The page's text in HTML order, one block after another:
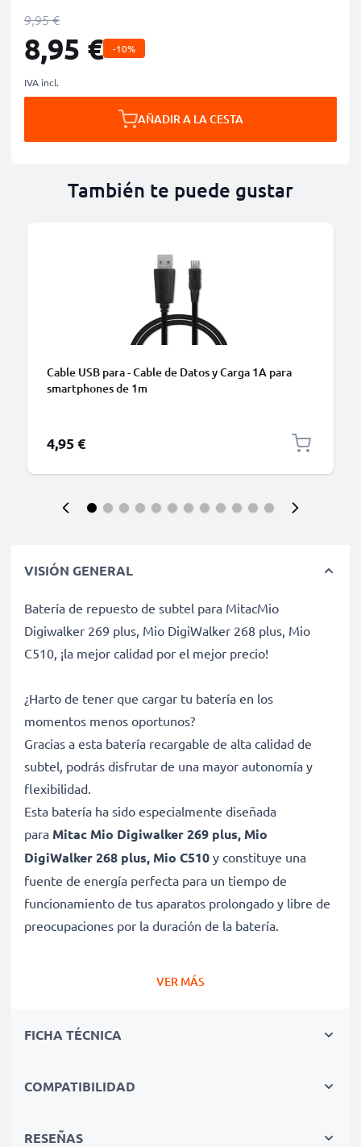
9,95 €
8,95 € -10%
IVA incl.
AÑADIR A LA CESTA
También te puede gustar
Cable USB para - Cable de Datos y Carga 1A para
smartphones de 1m
4,95 €
VISIÓN GENERAL
Batería de repuesto de subtel para MitacMio
Digiwalker 269 plus, Mio DigiWalker 268 plus, Mio
C510, ¡la mejor calidad por el mejor precio!
¿Harto de tener que cargar tu batería en los
momentos menos oportunos?
Gracias a esta batería recargable de alta calidad de
subtel, podrás disfrutar de una mayor autonomía y
flexibilidad.
Esta batería ha sido especialmente diseñada
para Mitac Mio Digiwalker 269 plus, Mio
DigiWalker 268 plus, Mio C510 y constituye una
fuente de energía perfecta para un tiempo de
funcionamiento de tus aparatos prolongado y libre de
preocupaciones por la duración de la batería.
Batería gran capacidad para un uso prolongado de
✔ Batería recargable con gran capacidad 1250mAh y
✔ Máximo rendimiento de tu dispositivo Mitac incluso
moderna sin efecto memoria
VER MÁS
FICHA TÉCNICA
COMPATIBILIDAD
RESEÑAS